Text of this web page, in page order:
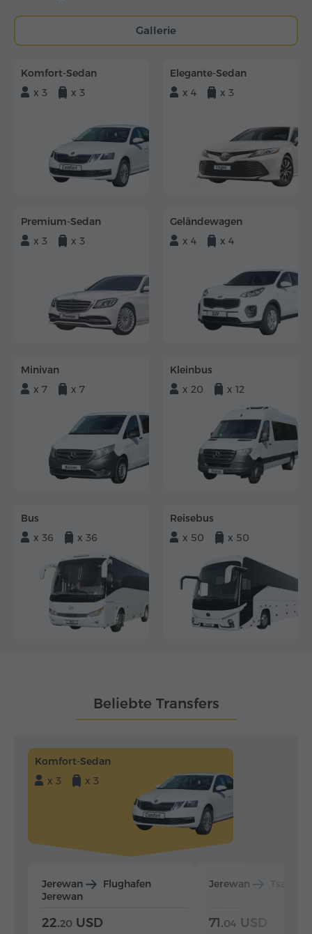
Gallerie
Komfort-Sedan
x 3
x 3
Elegante-Sedan
x 4
x 3
Premium-Sedan
x 3
x 3
Geländewagen
x 4
x 4
Minivan
x 7
x 7
Kleinbus
x 20
x 12
Bus
x 36
x 36
Reisebus
x 50
x 50
Beliebte Transfers
Komfort-Sedan
x 3
x 3
Jerewan
Flughafen
Jerewan
22.20 USD
Jerewan
71.04 USD